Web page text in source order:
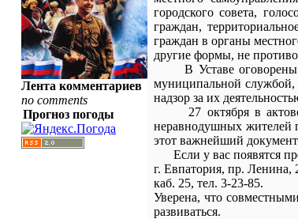
Лента комментариев
no comments
Прогноз погоды
городского совета,
граждан,
граждан в органы
другие формы, не
В Уставе оговорены
муниципальной службой,
надзор за их
27 октября в актовом
неравнодушных жителей
этот важнейший
Если у вас появятся
г. Евпатория, пр. Ленина,
каб. 25, тел. 3-23-85.
Уверена, что
развиваться.